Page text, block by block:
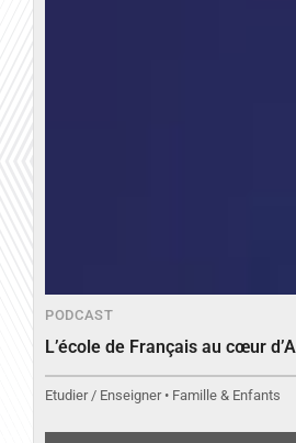
PODCAST
L’école de Français au cœur
Etudier / Enseigner • Famille & Enfants